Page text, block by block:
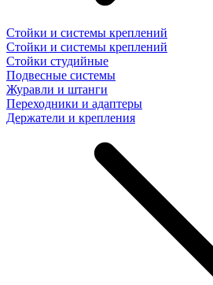
Стойки и системы креплений
Стойки и системы креплений
Стойки студийные
Подвесные системы
Журавли и штанги
Переходники и адаптеры
Держатели и крепления